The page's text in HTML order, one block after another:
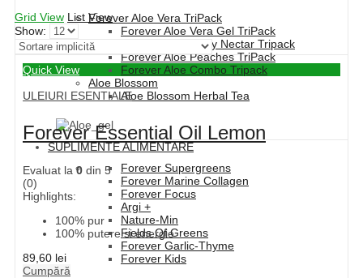
Forever Aloe Vera TriPack
Forever Aloe Vera Gel TriPack
Forever Aloe Berry Nectar Tripack
Forever Aloe Peaches TriPack
Forever Aloe Combo Tripack
Aloe Blossom
Aloe Blossom Herbal Tea
SUPLIMENTE ALIMENTARE
Forever Supergreens
Forever Marine Collagen
Forever Focus
Argi +
Nature-Min
Fields Of Greens
Forever Garlic-Thyme
Forever Kids
Grid View List View
Show:
Quick View
ULEIURI ESENTIALE
Forever Essential Oil Lemon
Evaluat la0 din 5
(0)
Highlights:
100% pur
100% putere si energie
89,60 lei
Cumpără